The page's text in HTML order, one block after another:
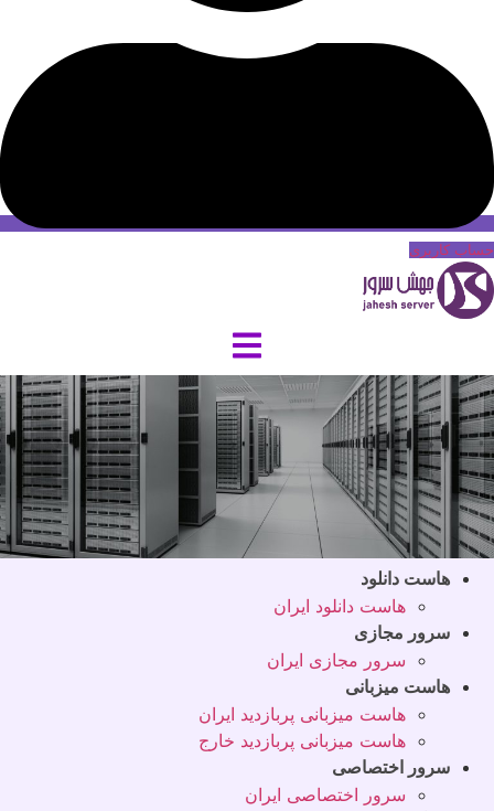
حساب کاربری
هاست دانلود
هاست دانلود ایران
سرور مجازی
سرور مجازی ایران
هاست میزبانی
هاست میزبانی پربازدید ایران
هاست میزبانی پربازدید خارج
سرور اختصاصی
سرور اختصاصی ایران